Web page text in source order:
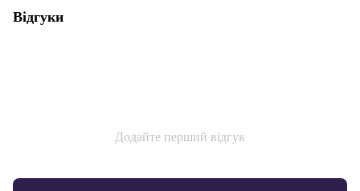
Відгуки
Додайте перший відгук